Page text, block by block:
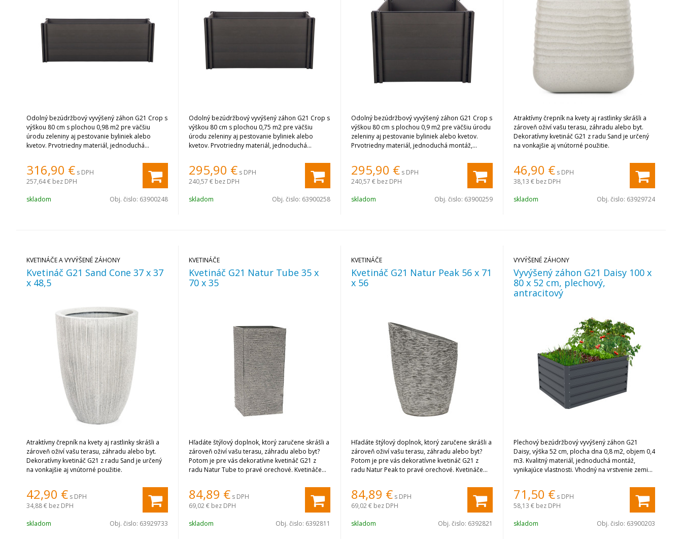
Odolný bezúdržbový vyvýšený záhon G21 Crop s
výškou 80 cm s plochou 0,98 m2 pre väčšiu
úrodu zeleniny aj pestovanie byliniek alebo
kvetov. Prvotriedny materiál, jednoduchá
316,90 € s DPH
257,64 € bez DPH
skladom Obj. čislo: 63900248
Odolný bezúdržbový vyvýšený záhon G21 Crop s
výškou 80 cm s plochou 0,75 m2 pre väčšiu
úrodu zeleniny aj pestovanie byliniek alebo
kvetov. Prvotriedny materiál, jednoduchá
295,90 € s DPH
240,57 € bez DPH
skladom Obj. čislo: 63900258
Odolný bezúdržbový vyvýšený záhon G21 Crop s
výškou 80 cm s plochou 0,9 m2 pre väčšiu úrodu
zeleniny aj pestovanie byliniek alebo kvetov.
Prvotriedny materiál, jednoduchá montáž,
295,90 € s DPH
240,57 € bez DPH
skladom Obj. čislo: 63900259
Atraktívny črepník na kvety aj rastlinky skrášli a
zároveň oživí vašu terasu, záhradu alebo byt.
Dekoratívny kvetináč G21 z radu Sand je určený
na vonkajšie aj vnútorné použitie.
46,90 € s DPH
38,13 € bez DPH
skladom Obj. čislo: 63929724
KVETINÁČE A VYVÝŠENÉ ZÁHONY
Kvetináč G21 Sand Cone 37 x 37
x 48,5
Atraktívny črepník na kvety aj rastlinky skrášli a
zároveň oživí vašu terasu, záhradu alebo byt.
Dekoratívny kvetináč G21 z radu Sand je určený
na vonkajšie aj vnútorné použitie.
42,90 € s DPH
34,88 € bez DPH
skladom Obj. čislo: 63929733
KVETINÁČE
Kvetináč G21 Natur Tube 35 x
70 x 35
Hľadáte štýlový doplnok, ktorý zaručene skrášli a
zároveň oživí vašu terasu, záhradu alebo byt?
Potom je pre vás dekoratívne kvetináč G21 z
radu Natur Tube to pravé orechové. Kvetináče
84,89 € s DPH
69,02 € bez DPH
skladom Obj. čislo: 6392811
KVETINÁČE
Kvetináč G21 Natur Peak 56 x 71
x 56
Hľadáte štýlový doplnok, ktorý zaručene skrášli a
zároveň oživí vašu terasu, záhradu alebo byt?
Potom je pre vás dekoratívne kvetináč G21 z
radu Natur Peak to pravé orechové. Kvetináče
84,89 € s DPH
69,02 € bez DPH
skladom Obj. čislo: 6392821
VYVÝŠENÉ ZÁHONY
Vyvýšený záhon G21 Daisy 100 x
80 x 52 cm, plechový,
antracitový
Plechový bezúdržbový vyvýšený záhon G21
Daisy, výška 52 cm, plocha dna 0,8 m2, objem 0,4
m3. Kvalitný materiál, jednoduchá montáž,
vynikajúce vlastnosti. Vhodný na vrstvenie zeminy
71,50 € s DPH
58,13 € bez DPH
skladom Obj. čislo: 63900203